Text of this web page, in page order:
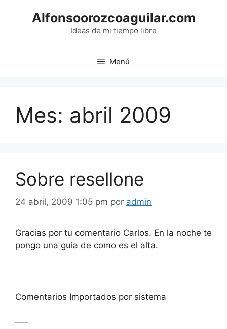
Alfonsoorozcoaguilar.com
Ideas de mi tiempo libre
Menú
Mes: abril 2009
Sobre resellone
24 abril, 2009 1:05 pm por admin
Gracias por tu comentario Carlos. En la noche te
pongo una guia de como es el alta.
Comentarios Importados por sistema
—–